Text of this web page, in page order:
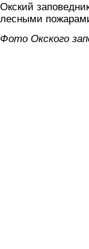
Окский
лесными
Фото Окского